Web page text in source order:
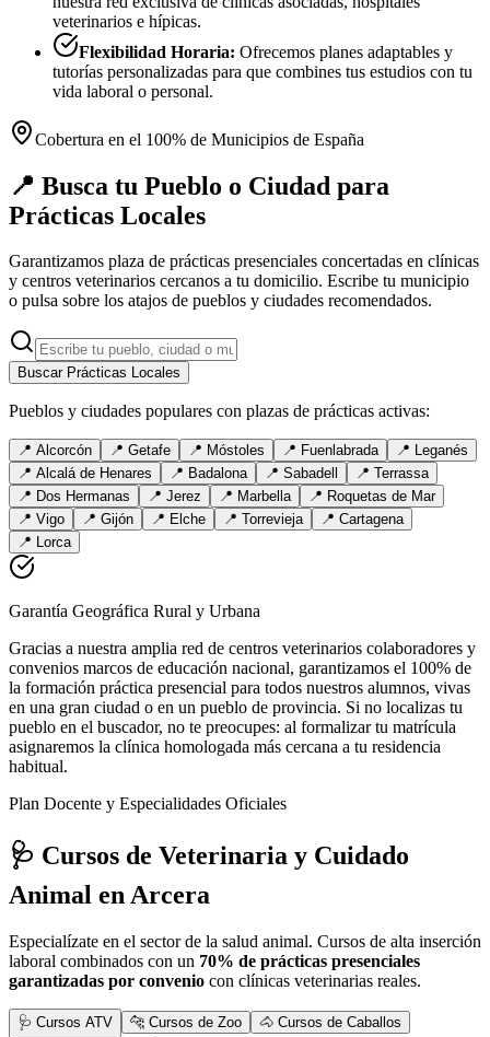
veterinarios e hípicas.
Flexibilidad Horaria: Ofrecemos planes adaptables y
tutorías personalizadas para que combines tus estudios con tu
vida laboral o personal.
Cobertura en el 100% de Municipios de España
📍 Busca tu Pueblo o Ciudad para
Prácticas Locales
Garantizamos plaza de prácticas presenciales concertadas en clínicas
y centros veterinarios cercanos a tu domicilio. Escribe tu municipio
o pulsa sobre los atajos de pueblos y ciudades recomendados.
Buscar Prácticas Locales
Pueblos y ciudades populares con plazas de prácticas activas:
📍 Alcorcón 📍 Getafe 📍 Móstoles 📍 Fuenlabrada 📍 Leganés
📍 Alcalá de Henares 📍 Badalona 📍 Sabadell 📍 Terrassa
📍 Dos Hermanas 📍 Jerez 📍 Marbella 📍 Roquetas de Mar
📍 Vigo 📍 Gijón 📍 Elche 📍 Torrevieja 📍 Cartagena
📍 Lorca
Garantía Geográfica Rural y Urbana
Gracias a nuestra amplia red de centros veterinarios colaboradores y
convenios marcos de educación nacional, garantizamos el 100% de
la formación práctica presencial para todos nuestros alumnos, vivas
en una gran ciudad o en un pueblo de provincia. Si no localizas tu
pueblo en el buscador, no te preocupes: al formalizar tu matrícula
asignaremos la clínica homologada más cercana a tu residencia
habitual.
Plan Docente y Especialidades Oficiales
🩺 Cursos de Veterinaria y Cuidado
Animal en Arcera
Especialízate en el sector de la salud animal. Cursos de alta inserción
laboral combinados con un 70% de prácticas presenciales
garantizadas por convenio con clínicas veterinarias reales.
🩺 Cursos ATV 🐆 Cursos de Zoo
🐴 Cursos de Caballos